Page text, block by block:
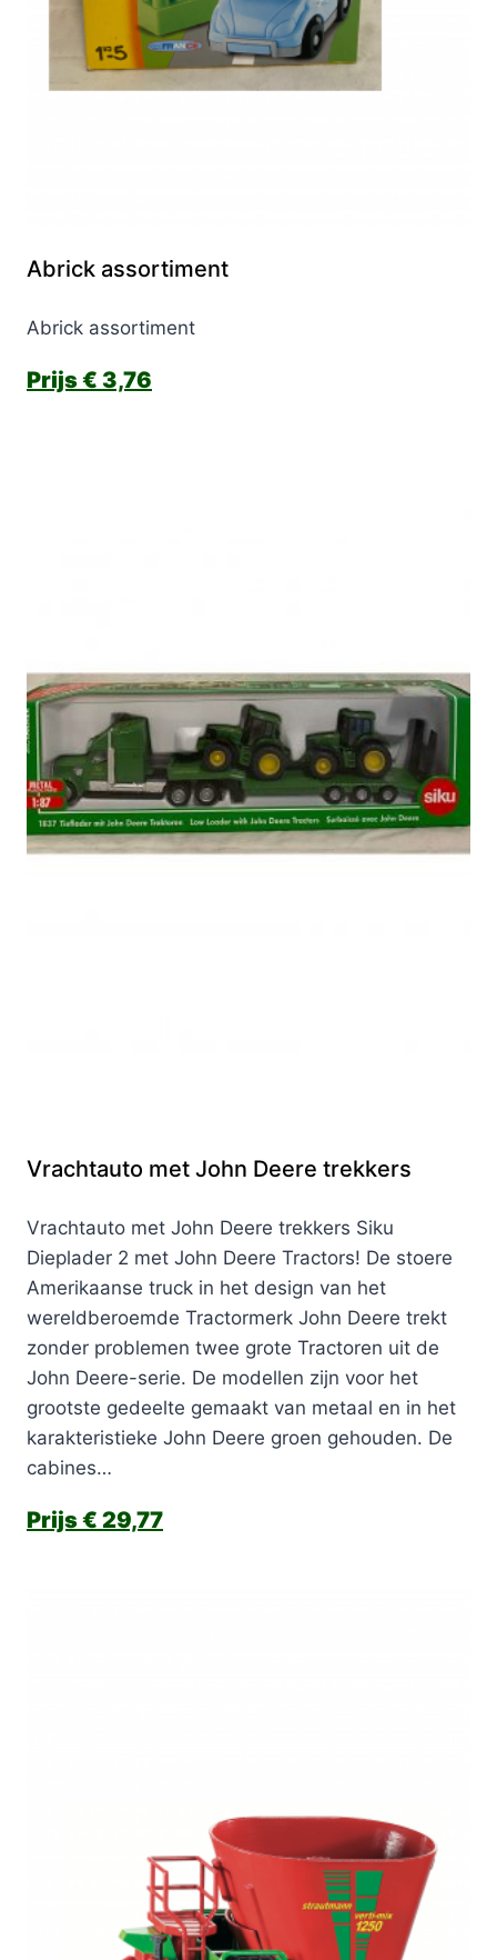
Abrick assortiment
Abrick assortiment
€ 3,76
Vrachtauto met John Deere trekkers
Vrachtauto met John Deere trekkers Siku
Dieplader 2 met John Deere Tractors! De stoere
Amerikaanse truck in het design van het
wereldberoemde Tractormerk John Deere trekt
zonder problemen twee grote Tractoren uit de
John Deere-serie. De modellen zijn voor het
grootste gedeelte gemaakt van metaal en in het
karakteristieke John Deere groen gehouden. De
cabines…
€ 29,77